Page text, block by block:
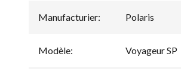
Manufacturier: Polaris
Modèle: Voyageur SP